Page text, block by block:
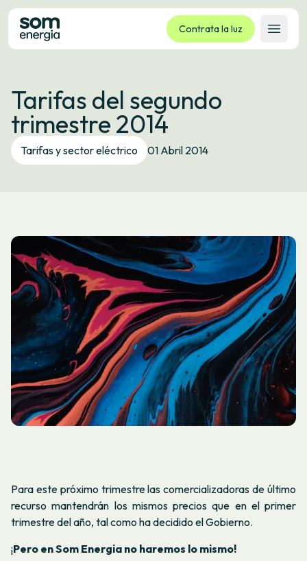
Contrata la luz
Abrir
Tarifas
Servicios
Empresas
La cooperativa
Idioma: ES CA GL
Tarifas del segundo
trimestre 2014
Tarifas y sector eléctrico 01 Abril 2014
Para este próximo trimestre las comercializadoras de último
recurso mantendrán los mismos precios que en el primer
trimestre del año, tal como ha decidido el Gobierno.
¡Pero en Som Energia no haremos lo mismo!